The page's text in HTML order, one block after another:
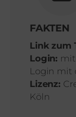
FAKTEN
Link zum
Login: mit
Login mit
Lizenz:
Köln